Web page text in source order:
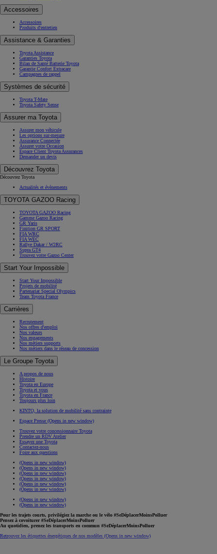
Accessoires
Accessoires
Produits d'entretien
Assistance & Garanties
Toyota Assistance
Garanties Toyota
Bilan de Santé Batterie Toyota
Garantie Confort Extracare
Campagnes de rappel
Systèmes de sécurité
Toyota T-Mate
Toyota Safety Sense
Assurer ma Toyota
Assurer mon véhicule
Les options sur-mesure
Assurance Connectée
Assurer votre Occasion
Espace Client Toyota Assurances
Demander un devis
Découvrez Toyota
Découvrez Toyota
Actualités et évènements
TOYOTA GAZOO Racing
TOYOTA GAZOO Racing
Gamme Gazoo Racing
GR Yaris
Finition GR SPORT
FIA WRC
FIA WEC
Rallye Dakar / W2RC
Supra GT4
Trouvez votre Gazoo Center
Start Your Impossible
Start Your Impossible
Projets de mobilité
Partenariat Special Olympics
Team Toyota France
Carrières
Recrutement
Nos offres d'emploi
Nos valeurs
Nos engagements
Nos métiers supports
Nos métiers dans le réseau de concession
Le Groupe Toyota
A propos de nous
Histoire
Toyota en Europe
Toyota et vous
Toyota en France
Toujours plus loin
KINTO, la solution de mobilité sans contrainte
Espace Presse (Opens in new window)
Trouvez votre concessionnaire Toyota
Prendre un RDV Atelier
Essayez une Toyota
Contactez-nous
Foire aux questions
(Opens in new window)
(Opens in new window)
(Opens in new window)
(Opens in new window)
(Opens in new window)
(Opens in new window)
(Opens in new window)
(Opens in new window)
Pour les trajets courts, privilégiez la marche ou le vélo #SeDéplacerMoinsPolluer
Pensez à covoiturer #SeDéplacerMoinsPolluer
Au quotidien, prenez les transports en commun #SeDéplacerMoinsPolluer
Retrouvez les étiquettes énergétiques de nos modèles (Opens in new window)